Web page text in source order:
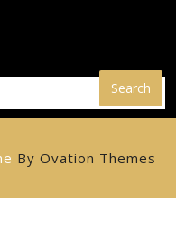
Search
By Ovation Themes